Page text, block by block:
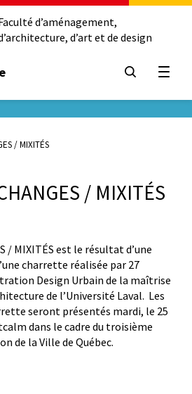
d’aménagement,
d’art et de design
/ MIXITÉS
/ MIXITÉS
/ MIXITÉS est le résultat d’une
charrette réalisée par 27
Design Urbain de la maîtrise
de l’Université Laval. Les
seront présentés mardi, le 25
dans le cadre du troisième
de la Ville de Québec.